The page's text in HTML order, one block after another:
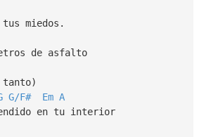
miedos.
de asfalto
G/F# Em A
en tu interior